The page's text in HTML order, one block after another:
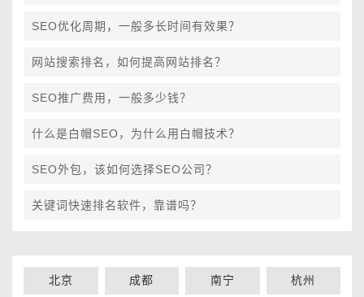
SEO优化周期，一般多长时间有效果？
网站搜索排名，如何提高网站排名？
SEO推广费用，一般多少钱？
什么是白帽SEO，为什么用白帽技术？
SEO外包，该如何选择SEO公司？
关键词快速排名软件，靠谱吗？
北京 成都 南宁 杭州